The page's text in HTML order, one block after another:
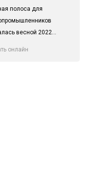
полоса для
весной 2022...
онлайн